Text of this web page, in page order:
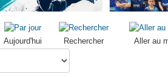
Aujourd'hui Rechercher Aller au